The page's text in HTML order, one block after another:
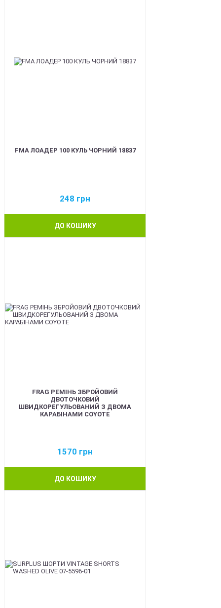
FMA ЛОАДЕР 100 КУЛЬ ЧОРНИЙ 18837
248 грн
ДО КОШИКУ
FRAG РЕМІНЬ ЗБРОЙОВИЙ
ДВОТОЧКОВИЙ
ШВИДКОРЕГУЛЬОВАНИЙ З ДВОМА
КАРАБІНАМИ COYOTE
1570 грн
ДО КОШИКУ